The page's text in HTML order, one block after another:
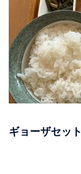
ギョーザセット